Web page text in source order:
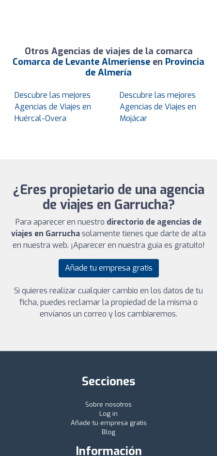
Otros Agencias de viajes de la comarca
Comarca de Levante Almeriense en Provincia
de Almería
Descubre las mejores
Agencias de Viajes en
Huércal-Overa
Descubre las mejores
Agencias de Viajes en
Mojácar
¿Eres propietario de una agencia
de viajes en Garrucha?
Para aparecer en nuestro directorio de agencias de
viajes en Garruchasolamente tienes que darte de alta
en nuestra web. ¡Aparecer en nuestra guía es gratuito!
Añade tu empresa gratis
Si quieres realizar cualquier cambio en los datos de tu
ficha, puedes reclamar la propiedad de la misma o
envíanos un correo y los cambiaremos.
Secciones
Sobre nosotros
Log in
Añade tu empresa gratis
Blog
Información